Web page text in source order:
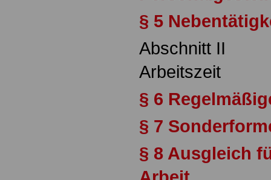
§ 5
Abschnitt II
Arbeitszeit
§ 6
§ 7
§ 8 Ausgleich